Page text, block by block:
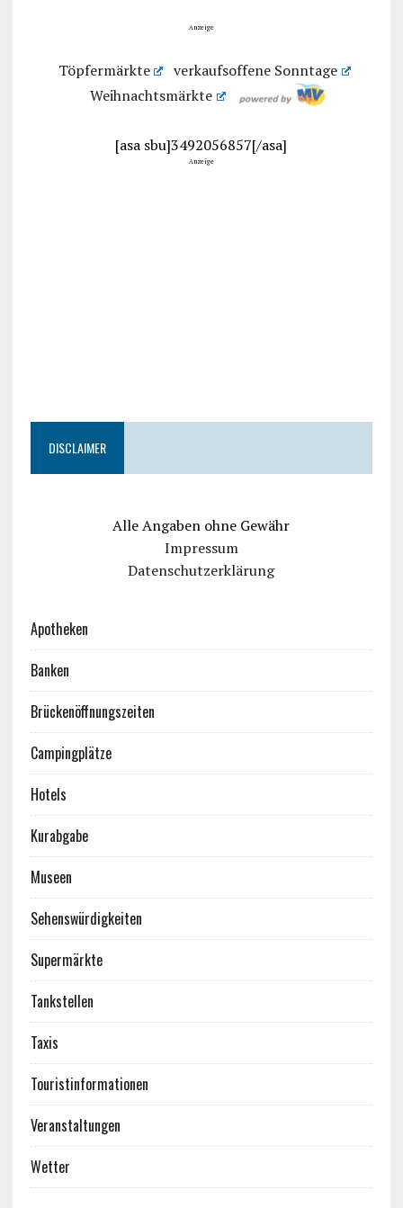
Anzeige
Töpfermärkte
verkaufsoffene Sonntage
Weihnachtsmärkte
[asa sbu]3492056857[/asa]
Anzeige
DISCLAIMER
Alle Angaben ohne Gewähr
Impressum
Datenschutzerklärung
Apotheken
Banken
Brückenöffnungszeiten
Campingplätze
Hotels
Kurabgabe
Museen
Sehenswürdigkeiten
Supermärkte
Tankstellen
Taxis
Touristinformationen
Veranstaltungen
Wetter